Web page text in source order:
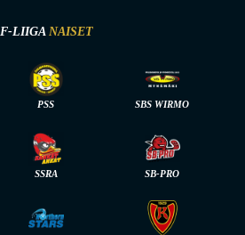
F-LIIGA NAISET
PSS SBS WIRMO
SSRA SB-PRO